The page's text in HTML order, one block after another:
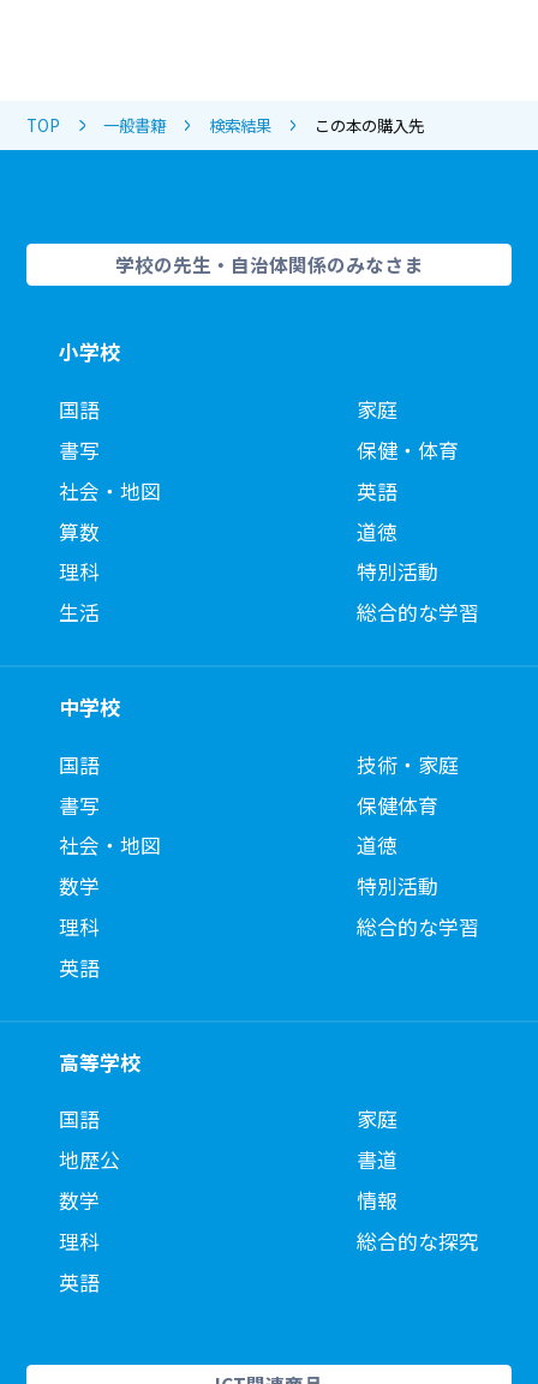
TOP 一般書籍 検索結果 この本の購入先
学校の先生・自治体関係のみなさま
小学校
国語
書写
社会・地図
算数
理科
生活
家庭
保健・体育
英語
道徳
特別活動
総合的な学習
中学校
国語
書写
社会・地図
数学
理科
英語
技術・家庭
保健体育
道徳
特別活動
総合的な学習
高等学校
国語
地歴公
数学
理科
英語
家庭
書道
情報
総合的な探究